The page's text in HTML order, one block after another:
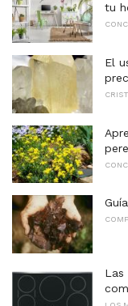
tu
El
Las